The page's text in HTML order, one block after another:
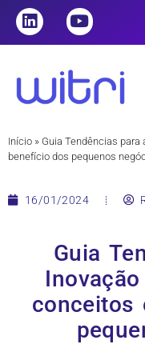
Início » Guia Tendências
benefício dos pequenos
16/01/2024
Guia
conceitos